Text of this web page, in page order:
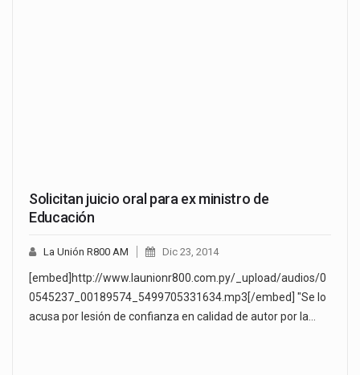
Solicitan juicio oral para ex ministro de
Educación
La Unión R800 AM Dic 23, 2014
[embed]http://www.launionr800.com.py/_upload/audios/0
0545237_00189574_5499705331634.mp3[/embed] "Se lo
acusa por lesión de confianza en calidad de autor por la…